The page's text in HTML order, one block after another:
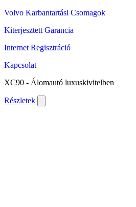
Volvo Karbantartási Csomagok
Kiterjesztett Garancia
Internet Regisztráció
Kapcsolat
XC90 - Álomautó luxuskivitelben
Részletek